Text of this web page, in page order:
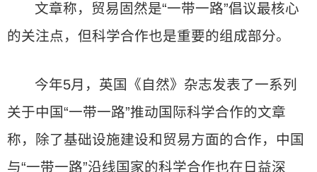
文章称，贸易固然是“一带一路”倡议最核心
的关注点，但科学合作也是重要的组成部分。
今年5月，英国《自然》杂志发表了一系列
关于中国“一带一路”推动国际科学合作的文章
称，除了基础设施建设和贸易方面的合作，中国
与“一带一路”沿线国家的科学合作也在日益深